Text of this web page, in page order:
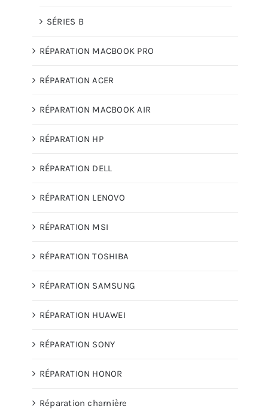
SÉRIES B
RÉPARATION MACBOOK PRO
RÉPARATION ACER
RÉPARATION MACBOOK AIR
RÉPARATION HP
RÉPARATION DELL
RÉPARATION LENOVO
RÉPARATION MSI
RÉPARATION TOSHIBA
RÉPARATION SAMSUNG
RÉPARATION HUAWEI
RÉPARATION SONY
RÉPARATION HONOR
Réparation charnière